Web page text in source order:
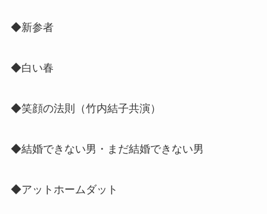
◆新参者
◆白い春
◆笑顔の法則（竹内結子共演）
◆結婚できない男・まだ結婚できない男
◆アットホームダット